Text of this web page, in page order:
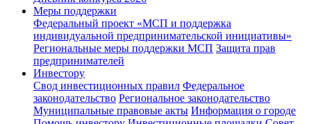
Меры поддержки
Федеральный проект «МСП и поддержка
индивидуальной предпринимательской инициативы»
Региональные меры поддержки МСП Защита прав
предпринимателей
Инвестору
Свод инвестиционных правил Федеральное
законодательство Региональное законодательство
Муниципальные правовые акты Информация о городе